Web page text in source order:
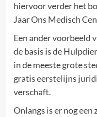
hiervoor verder het
Jaar Ons Medisch
Een ander voorbeeld
de basis is de
in de meeste grote
gratis eerstelijns
verschaft.
Onlangs is er nog een